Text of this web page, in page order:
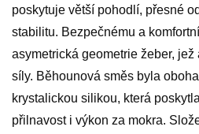
poskytuje větší pohodlí, přesné
stabilitu. Bezpečnému a
asymetrická geometrie žeber,
síly. Běhounová směs byla
krystalickou silikou, která
přilnavost i výkon za mokra.